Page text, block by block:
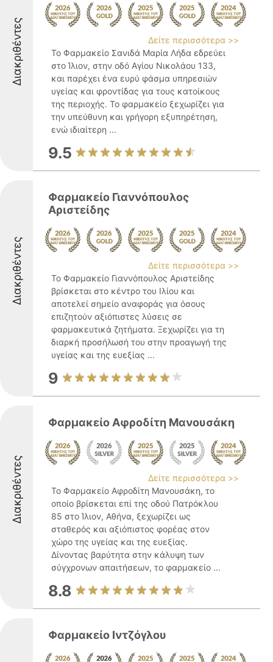
Διακριθέντες
Δείτε περισσότερα >>
Το Φαρμακείο Σανιδά Μαρία Λήδα εδρεύει
στο Ίλιον, στην οδό Αγίου Νικολάου 133,
και παρέχει ένα ευρύ φάσμα υπηρεσιών
υγείας και φροντίδας για τους κατοίκους
της περιοχής. Το φαρμακείο ξεχωρίζει για
την υπεύθυνη και γρήγορη εξυπηρέτηση,
ενώ ιδιαίτερη ...
9.5
Διακριθέντες
Φαρμακείο Γιαννόπουλος
Αριστείδης
Δείτε περισσότερα >>
Το Φαρμακείο Γιαννόπουλος Αριστείδης
βρίσκεται στο κέντρο του Ιλίου και
αποτελεί σημείο αναφοράς για όσους
επιζητούν αξιόπιστες λύσεις σε
φαρμακευτικά ζητήματα. Ξεχωρίζει για τη
διαρκή προσήλωσή του στην προαγωγή της
υγείας και της ευεξίας ...
9
Διακριθέντες
Φαρμακείο Αφροδίτη Μανουσάκη
Δείτε περισσότερα >>
Το Φαρμακείο Αφροδίτη Μανουσάκη, το
οποίο βρίσκεται επί της οδού Πατρόκλου
85 στο Ίλιον, Αθήνα, ξεχωρίζει ως
σταθερός και αξιόπιστος φορέας στον
χώρο της υγείας και της ευεξίας.
Δίνοντας βαρύτητα στην κάλυψη των
σύγχρονων απαιτήσεων, το φαρμακείο ...
8.8
Φαρμακείο Ιντζόγλου